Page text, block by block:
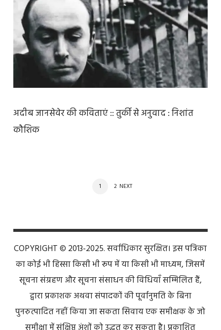
अदीब जानसेवेर की कविताएं :: तुर्की से अनुवाद : निशांत
कौशिक
PAGE
1 PAGE
2 NEXT
COPYRIGHT © 2013-2025. सर्वाधिकार सुरक्षित। इस पत्रिका
का कोई भी हिस्सा किसी भी रूप में या किसी भी माध्यम, जिसमें
सूचना संग्रहण और सूचना संसाधन की विधियाँ सम्मिलित हैं,
द्वारा प्रकाशक अथवा संपादकों की पूर्वानुमति के बिना
पुनरुत्पादित नहीं किया जा सकता सिवाय एक समीक्षक के जो